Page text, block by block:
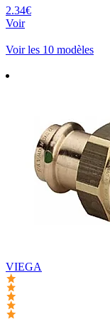
2.34€
Voir
Voir les 10 modèles
VIEGA